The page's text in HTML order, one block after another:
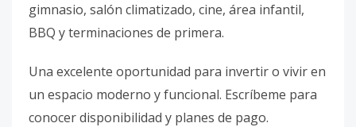
gimnasio, salón climatizado, cine, área infantil,
BBQ y terminaciones de primera.
Una excelente oportunidad para invertir o vivir en
un espacio moderno y funcional. Escríbeme para
conocer disponibilidad y planes de pago.